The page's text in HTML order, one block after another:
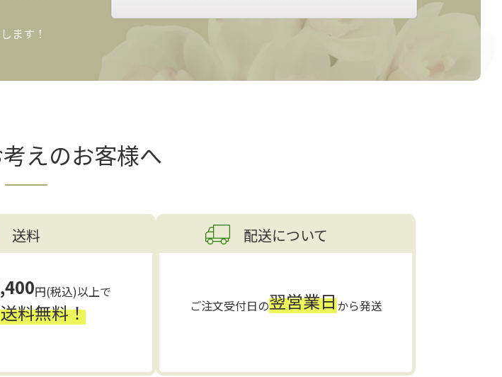
ます！
えのお客様へ
送料
円(税込)以上で
料無料！
配送について
ご注文受付日の翌営業日から発送